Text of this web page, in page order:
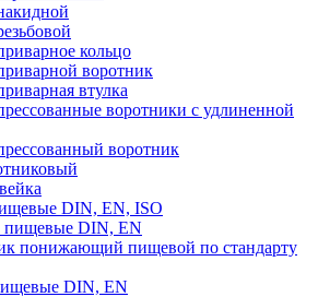
кольцо
воротник
втулка
воротники с удлиненной
воротник
DIN, EN, ISO
пищевые DIN, EN
понижающий пищевой по стандарту
DIN, EN